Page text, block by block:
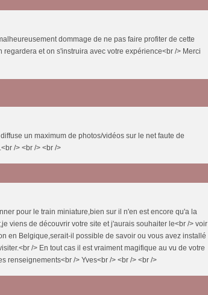
dommage de ne pas faire profiter de cette
et on s'instruira avec votre expérience<br /> Merci
un maximum de photos/vidéos sur le net faute de
/> <br /> <br />
pour le train miniature,bien sur il n'en est encore qu'a la
viens de découvrir votre site et j'aurais souhaiter le<br /> voir
en Belgique,serait-il possible de savoir ou vous avez installé
/> En tout cas il est vraiment magifique au vu de votre
renseignements<br /> Yves<br /> <br /> <br />